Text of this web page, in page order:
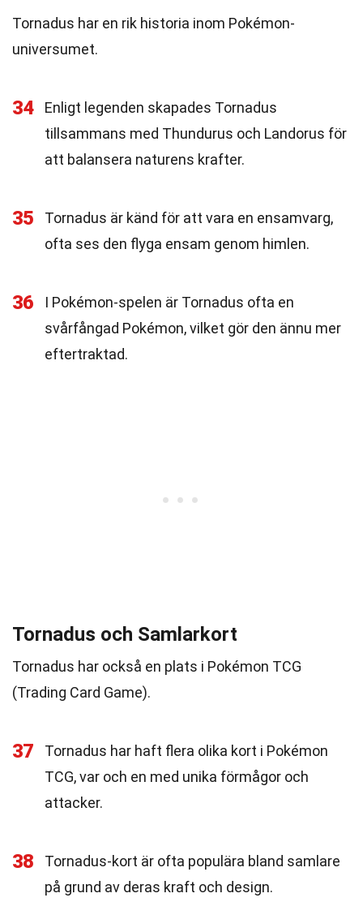
Tornadus har en rik historia inom Pokémon-
universumet.
34
Enligt legenden skapades Tornadus
tillsammans med Thundurus och Landorus för
att balansera naturens krafter.
35
Tornadus är känd för att vara en ensamvarg,
ofta ses den flyga ensam genom himlen.
36
I Pokémon-spelen är Tornadus ofta en
svårfångad Pokémon, vilket gör den ännu mer
eftertraktad.
Tornadus och Samlarkort
Tornadus har också en plats i Pokémon TCG
(Trading Card Game).
37
Tornadus har haft flera olika kort i Pokémon
TCG, var och en med unika förmågor och
attacker.
38
Tornadus-kort är ofta populära bland samlare
på grund av deras kraft och design.